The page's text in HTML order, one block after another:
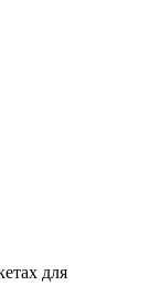
для